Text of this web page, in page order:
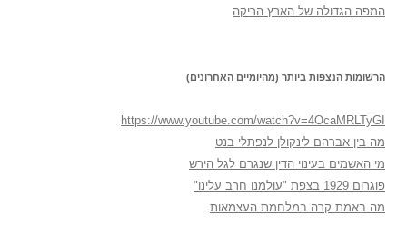
המפה הגדולה של הארץ הריקה
הרשומות הנצפות ביותר (מהיומיים האחרונים)
https://www.youtube.com/watch?v=4OcaMRLTyGI
מה בין אברהם לינקולן לנפתלי בנט
מי האשמים בעינוי הדין שנגרם לגל הירש
פוגרום 1929 בצפת "עולמנו חרב עלינו"
מה באמת קרה במלחמת העצמאות